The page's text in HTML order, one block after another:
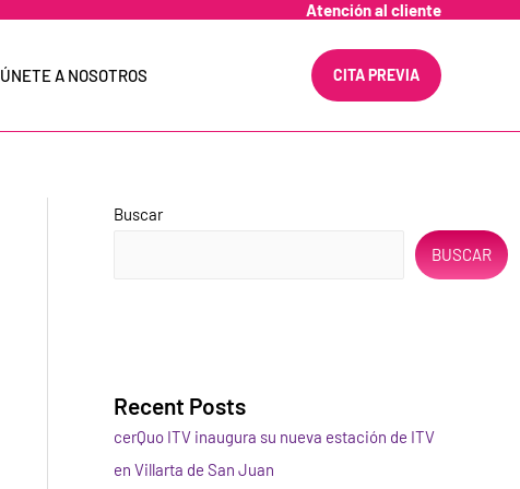
Atención al cliente
ÚNETE A NOSOTROS CITA PREVIA
Buscar
BUSCAR
Recent Posts
cerQuo ITV inaugura su nueva estación de ITV
en Villarta de San Juan